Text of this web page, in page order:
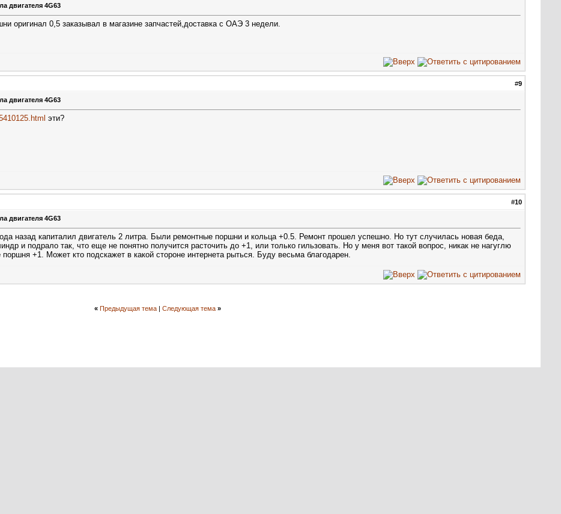
двигателя 4G63
оригинал 0,5 заказывал в магазине запчастей,доставка с ОАЭ 3 недели.
#9
двигателя 4G63
эти?
#10
двигателя 4G63
назад капиталил двигатель 2 литра. Были ремонтные поршни и кольца +0.5. Ремонт прошел успешно. Но тут случилась новая беда,
и подрало так, что еще не понятно получится расточить до +1, или только гильзовать. Но у меня вот такой вопрос, никак не нагуглю
+1. Может кто подскажет в какой стороне интернета рыться. Буду весьма благодарен.
« Предыдущая тема| Следующая тема »